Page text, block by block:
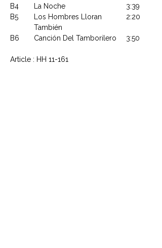
B4 La Noche
3:39
B5
Los Hombres Lloran
También
2:20
B6 Canción Del Tamborilero 3:50
Article : HH 11-161